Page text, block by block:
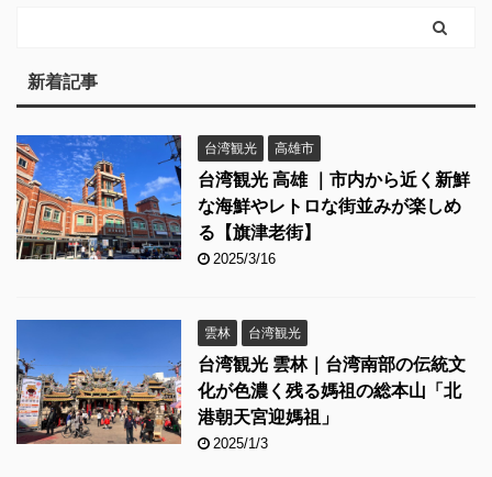
新着記事
台湾観光 高雄市
台湾観光 高雄 ｜市内から近く新鮮
な海鮮やレトロな街並みが楽しめ
る【旗津老街】
2025/3/16
雲林 台湾観光
台湾観光 雲林｜台湾南部の伝統文
化が色濃く残る媽祖の総本山「北
港朝天宮迎媽祖」
2025/1/3